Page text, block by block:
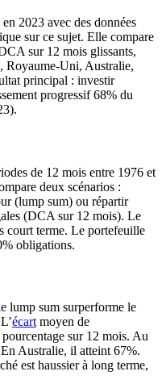
2023 avec des données
sur ce sujet. Elle compare
sur 12 mois glissants,
Royaume-Uni, Australie,
principal : investir
progressif 68% du
de 12 mois entre 1976 et
deux scénarios :
(lump sum) ou répartir
(DCA sur 12 mois). Le
court terme. Le portefeuille
obligations.
lump sum surperforme le
écart moyen de
sur 12 mois. Au
Australie, il atteint 67%.
est haussier à long terme,